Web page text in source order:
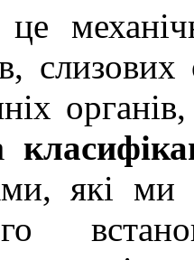
які ми